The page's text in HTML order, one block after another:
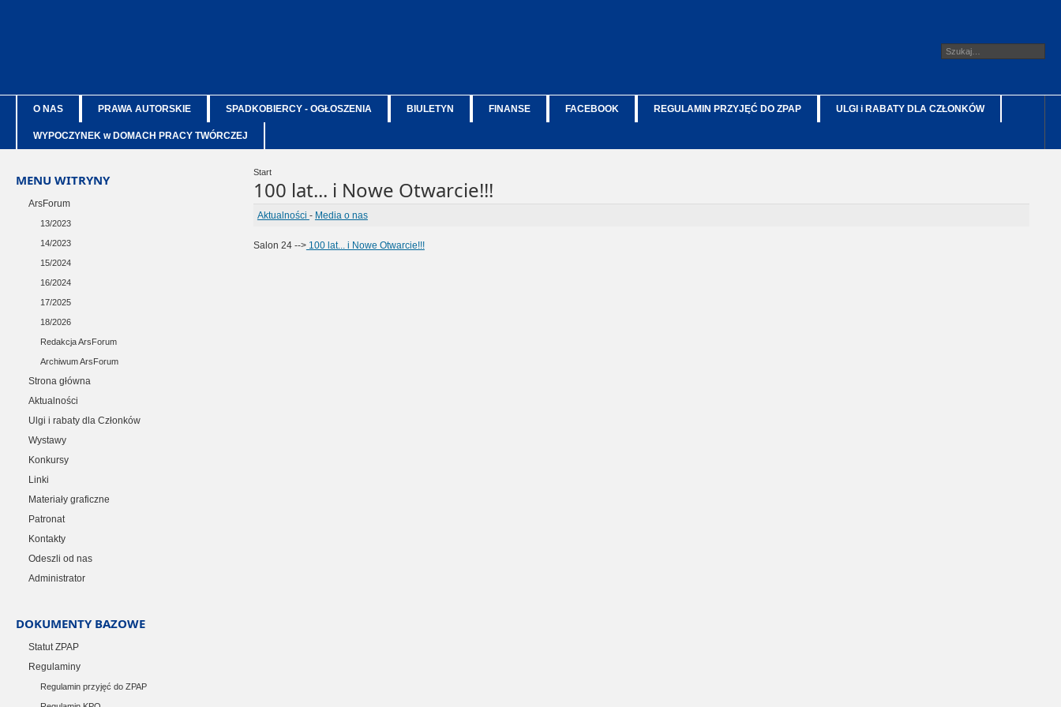
O NAS PRAWA AUTORSKIE SPADKOBIERCY - OGŁOSZENIA BIULETYN FINANSE FACEBOOK REGULAMIN PRZYJĘĆ DO ZPAP ULGI i RABATY DLA CZŁONKÓW
WYPOCZYNEK w DOMACH PRACY TWÓRCZEJ
Start
100 lat... i Nowe Otwarcie!!!
Aktualności - Media o nas
Salon 24 -->100 lat... i Nowe Otwarcie!!!
MENU WITRYNY
ArsForum
13/2023
14/2023
15/2024
16/2024
17/2025
18/2026
Redakcja ArsForum
Archiwum ArsForum
Strona główna
Aktualności
Ulgi i rabaty dla Członków
Wystawy
Konkursy
Linki
Materiały graficzne
Patronat
Kontakty
Odeszli od nas
Administrator
DOKUMENTY BAZOWE
Statut ZPAP
Regulaminy
Regulamin przyjęć do ZPAP